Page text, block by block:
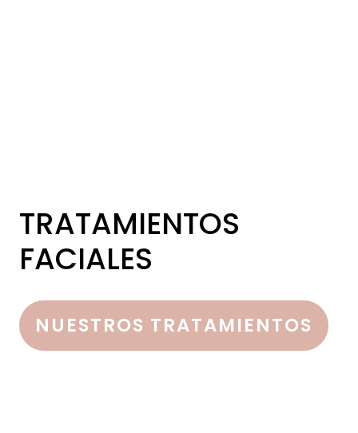
TRATAMIENTOS
FACIALES
NUESTROS TRATAMIENTOS